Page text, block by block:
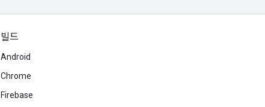
빌드
Android
Chrome
Firebase